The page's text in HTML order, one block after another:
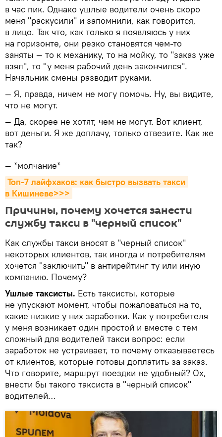
в час пик. Однако ушлые водители очень скоро
меня "раскусили" и запомнили, как говорится,
в лицо. Так что, как только я появляюсь у них
на горизонте, они резко становятся чем-то
заняты — то к механику, то на мойку, то "заказ уже
взял", то "у меня рабочий день закончился".
Начальник смены разводит руками.
— Я, правда, ничем не могу помочь. Ну, вы видите,
что не могут.
— Да, скорее не хотят, чем не могут. Вот клиент,
вот деньги. Я же доплачу, только отвезите. Как же
так?
— *молчание*
Топ-7 лайфхаков: как быстро вызвать такси
в Кишиневе>>>
Причины, почему хочется занести
службу такси в "черный список"
Как службы такси вносят в "черный список"
некоторых клиентов, так иногда и потребителям
хочется "заключить" в антирейтинг ту или иную
компанию. Почему?
Ушлые таксисты. Есть таксисты, которые
не упускают момент, чтобы пожаловаться на то,
какие низкие у них заработки. Как у потребителя
у меня возникает один простой и вместе с тем
сложный для водителей такси вопрос: если
заработок не устраивает, то почему отказываетесь
от клиентов, которые готовы доплатить за заказ.
Что говорите, маршрут поездки не удобный? Ох,
внести бы такого таксиста в "черный список"
водителей…